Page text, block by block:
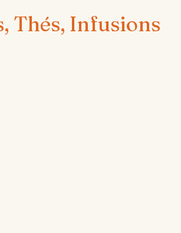
Thés, Infusions